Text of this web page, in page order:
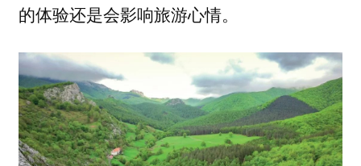
的体验还是会影响旅游心情。